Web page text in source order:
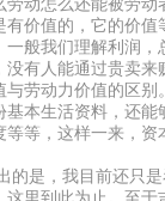
有价值的，它的价
一般我们理解利润
没有人能通过贵卖
与劳动力价值的区
基本生活资料，还
等等，这样一来，
，我目前还只是
这里到此为止。至